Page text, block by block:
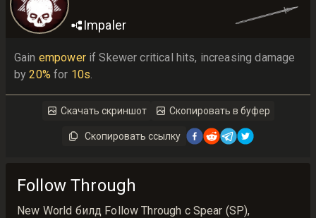
Impaler
Gain empower if Skewer critical hits, increasing damage
by 20% for 10s.
Скачать скриншот Скопировать в буфер
Скопировать ссылку
Follow Through
New World билд Follow Through с Spear (SP),